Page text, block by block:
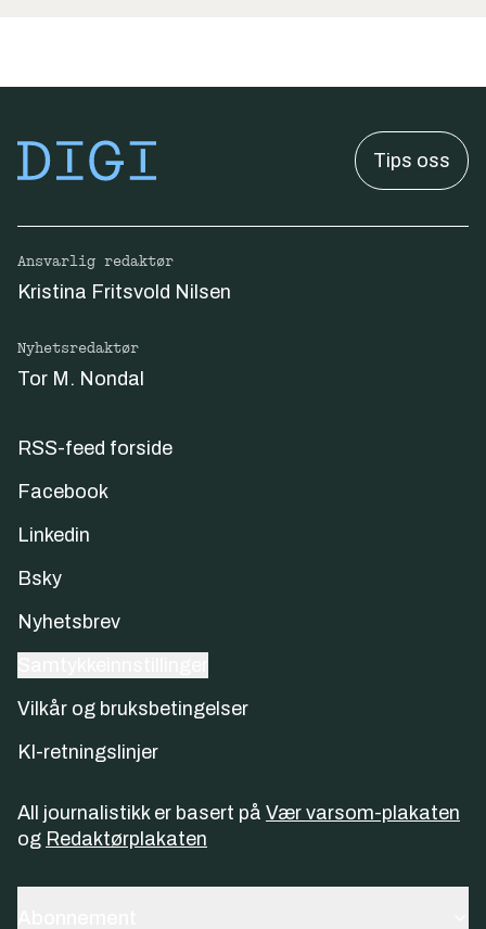
Tips oss
Ansvarlig redaktør
Kristina Fritsvold Nilsen
Nyhetsredaktør
Tor M. Nondal
RSS-feed forside
Facebook
Linkedin
Bsky
Nyhetsbrev
Vilkår og bruksbetingelser
KI-retningslinjer
All journalistikk er basert på Vær varsom-plakaten
og Redaktørplakaten